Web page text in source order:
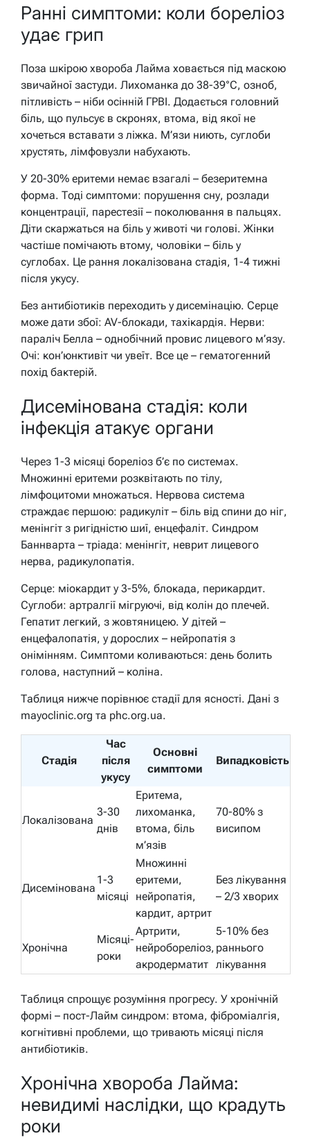
Ранні симптоми: коли бореліоз
удає грип
Поза шкірою хвороба Лайма ховається під маскою
звичайної застуди. Лихоманка до 38-39°C, озноб,
пітливість – ніби осінній ГРВІ. Додається головний
біль, що пульсує в скронях, втома, від якої не
хочеться вставати з ліжка. М’язи ниють, суглоби
хрустять, лімфовузли набухають.
У 20-30% еритеми немає взагалі – безеритемна
форма. Тоді симптоми: порушення сну, розлади
концентрації, парестезії – поколювання в пальцях.
Діти скаржаться на біль у животі чи голові. Жінки
частіше помічають втому, чоловіки – біль у
суглобах. Це рання локалізована стадія, 1-4 тижні
після укусу.
Без антибіотиків переходить у дисемінацію. Серце
може дати збої: AV-блокади, тахікардія. Нерви:
параліч Белла – однобічний провис лицевого м’язу.
Очі: кон’юнктивіт чи увеїт. Все це – гематогенний
похід бактерій.
Дисемінована стадія: коли
інфекція атакує органи
Через 1-3 місяці бореліоз б’є по системах.
Множинні еритеми розквітають по тілу,
лімфоцитоми множаться. Нервова система
страждає першою: радикуліт – біль від спини до ніг,
менінгіт з ригідністю шиї, енцефаліт. Синдром
Баннварта – тріада: менінгіт, неврит лицевого
нерва, радикулопатія.
Серце: міокардит у 3-5%, блокада, перикардит.
Суглоби: артралгії мігруючі, від колін до плечей.
Гепатит легкий, з жовтяницею. У дітей –
енцефалопатія, у дорослих – нейропатія з
онімінням. Симптоми коливаються: день болить
голова, наступний – коліна.
Таблиця нижче порівнює стадії для ясності. Дані з
mayoclinic.org та phc.org.ua.
Стадія
Час
після
укусу
Основні
симптоми
Випадковість
Локалізована
3-30
днів
Еритема,
лихоманка,
втома, біль
м’язів
70-80% з
висипом
Дисемінована
1-3
місяці
Множинні
еритеми,
нейропатія,
кардит, артрит
Без лікування
– 2/3 хворих
Хронічна
Місяці-
роки
Артрити,
нейробореліоз,
акродерматит
5-10% без
раннього
лікування
Таблиця спрощує розуміння прогресу. У хронічній
формі – пост-Лайм синдром: втома, фіброміалгія,
когнітивні проблеми, що тривають місяці після
антибіотиків.
Хронічна хвороба Лайма:
невидимі наслідки, що крадуть
роки